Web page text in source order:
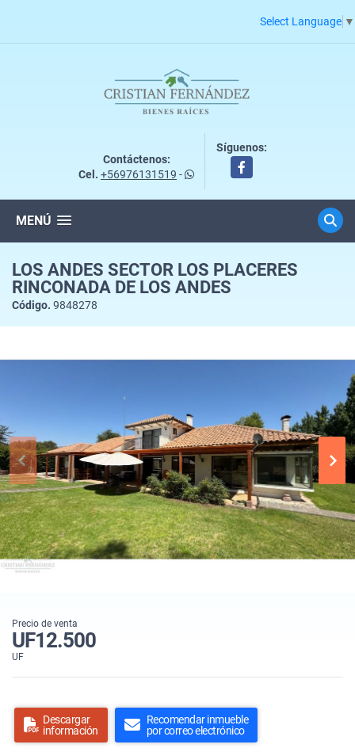
Select Language ▼
Contáctenos:
Cel. +56976131519 -
Síguenos:
Facebook
MENÚ
LOS ANDES SECTOR LOS PLACERES
RINCONADA DE LOS ANDES
Código. 9848278
Precio de venta
UF12.500
UF
Descargar
información
Recomendar inmueble
por correo electrónico